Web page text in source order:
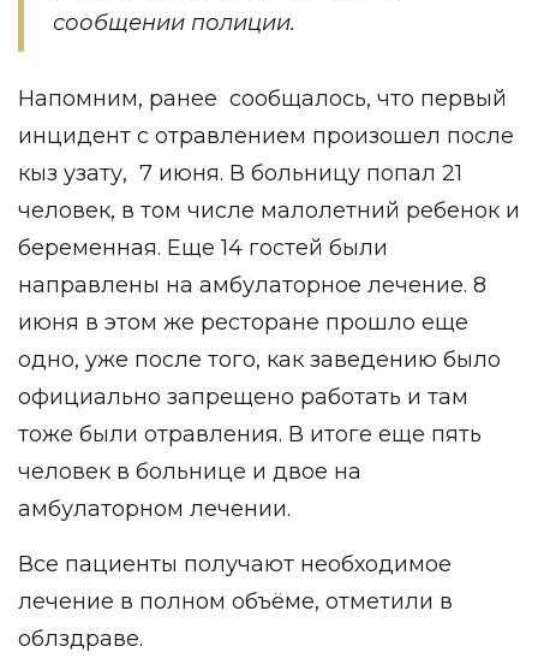
сообщении полиции.
Напомним, ранее сообщалось, что первый
инцидент с отравлением произошел после
кыз узату, 7 июня. В больницу попал 21
человек, в том числе малолетний ребенок и
беременная. Еще 14 гостей были
направлены на амбулаторное лечение. 8
июня в этом же ресторане прошло еще
одно, уже после того, как заведению было
официально запрещено работать и там
тоже были отравления. В итоге еще пять
человек в больнице и двое на
амбулаторном лечении.
Все пациенты получают необходимое
лечение в полном объёме, отметили в
облздраве.